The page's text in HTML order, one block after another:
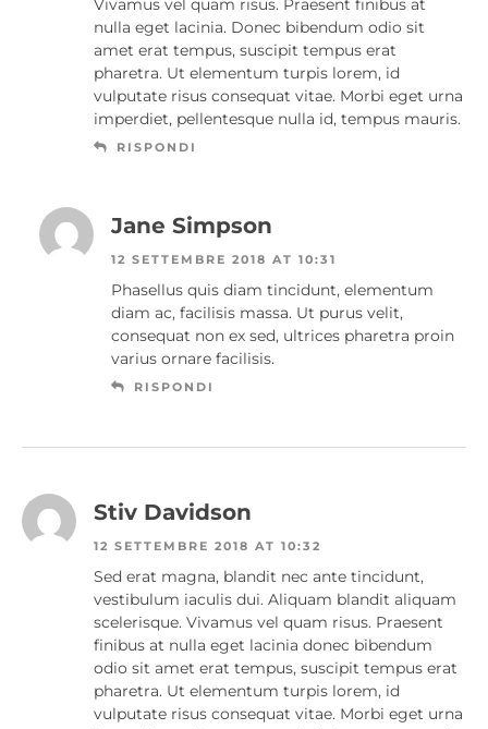
Vivamus vel quam risus. Praesent finibus at
nulla eget lacinia. Donec bibendum odio sit
amet erat tempus, suscipit tempus erat
pharetra. Ut elementum turpis lorem, id
vulputate risus consequat vitae. Morbi eget urna
imperdiet, pellentesque nulla id, tempus mauris.
RISPONDI
Jane Simpson
12 SETTEMBRE 2018 AT 10:31
Phasellus quis diam tincidunt, elementum
diam ac, facilisis massa. Ut purus velit,
consequat non ex sed, ultrices pharetra proin
varius ornare facilisis.
RISPONDI
Stiv Davidson
12 SETTEMBRE 2018 AT 10:32
Sed erat magna, blandit nec ante tincidunt,
vestibulum iaculis dui. Aliquam blandit aliquam
scelerisque. Vivamus vel quam risus. Praesent
finibus at nulla eget lacinia donec bibendum
odio sit amet erat tempus, suscipit tempus erat
pharetra. Ut elementum turpis lorem, id
vulputate risus consequat vitae. Morbi eget urna